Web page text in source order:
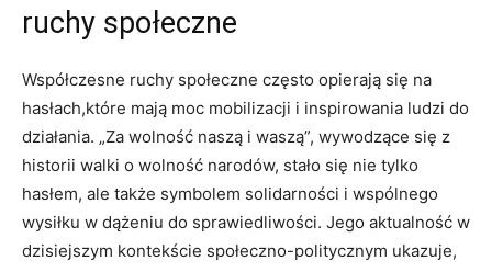
ruchy⁤ społeczne
Współczesne ruchy społeczne często opierają się na
hasłach,które mają moc mobilizacji i inspirowania⁢ ludzi do
działania. „Za ‍wolność naszą i waszą”, wywodzące⁢ się z
historii walki o wolność narodów, stało się nie tylko
hasłem, ale także symbolem solidarności i⁣ wspólnego
wysiłku w dążeniu​ do sprawiedliwości. Jego aktualność w
dzisiejszym kontekście społeczno-politycznym ukazuje,